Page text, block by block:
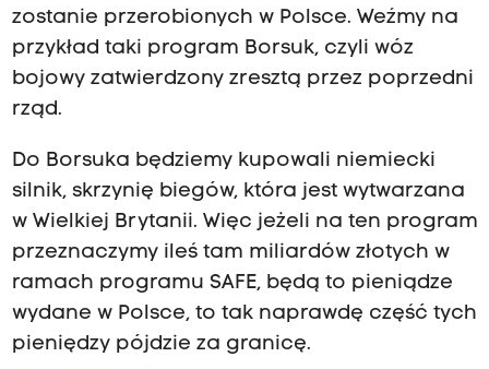
zostanie przerobionych w Polsce. Weźmy na
przykład taki program Borsuk, czyli wóz
bojowy zatwierdzony zresztą przez poprzedni
rząd.
Do Borsuka będziemy kupowali niemiecki
silnik, skrzynię biegów, która jest wytwarzana
w Wielkiej Brytanii. Więc jeżeli na ten program
przeznaczymy ileś tam miliardów złotych w
ramach programu SAFE, będą to pieniądze
wydane w Polsce, to tak naprawdę część tych
pieniędzy pójdzie za granicę.